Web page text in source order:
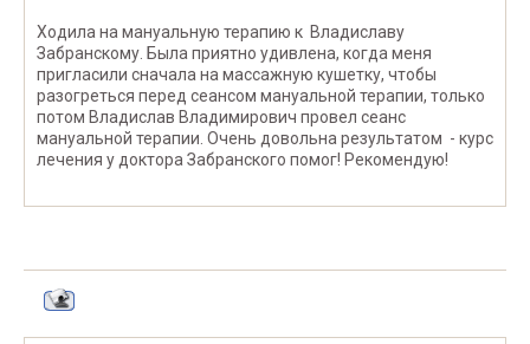
Ходила на мануальную терапию к Владиславу
Забранскому. Была приятно удивлена, когда меня
пригласили сначала на массажную кушетку, чтобы
разогреться перед сеансом мануальной терапии, только
потом Владислав Владимирович провел сеанс
мануальной терапии. Очень довольна результатом - курс
лечения у доктора Забранского помог! Рекомендую!